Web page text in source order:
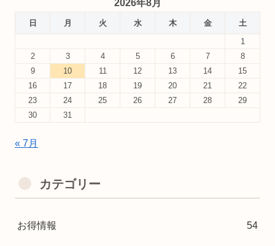
2026年8月
日 月 火 水 木 金
土
1
2
3 4 5 6 7
8
9
10 11 12 13 14
15
16
17 18 19 20 21
22
23
24 25 26 27 28
29
30
31
« 7月
カテゴリー
お得情報 54